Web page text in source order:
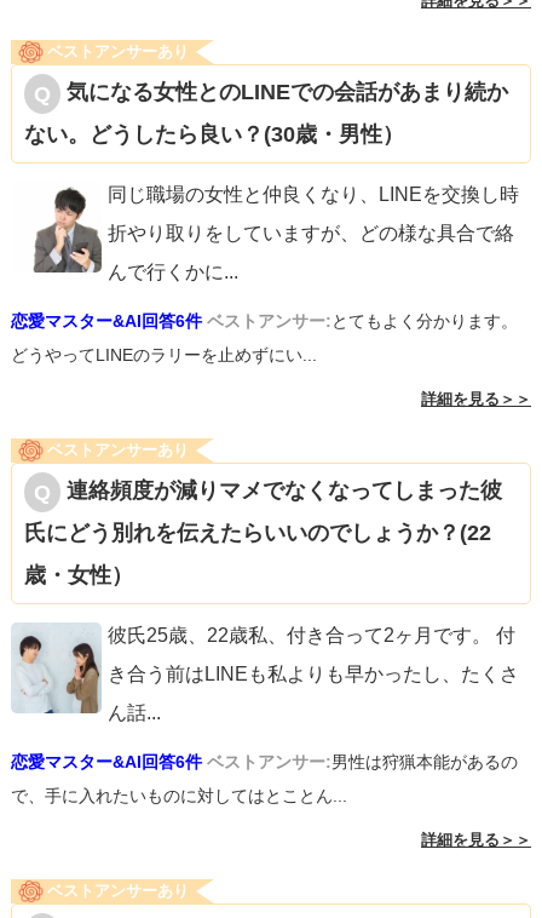
ベストアンサーあり
気になる女性とのLINEでの会話があまり続か
ない。どうしたら良い？(30歳・男性）
同じ職場の女性と仲良くなり、LINEを交換し時
折やり取りをしていますが、どの様な具合で絡
んで行くかに...
恋愛マスター&AI回答6件 ベストアンサー:とてもよく分かります。
どうやってLINEのラリーを止めずにい...
詳細を見る＞＞
ベストアンサーあり
連絡頻度が減りマメでなくなってしまった彼
氏にどう別れを伝えたらいいのでしょうか？(22
歳・女性）
彼氏25歳、22歳私、付き合って2ヶ月です。 付
き合う前はLINEも私よりも早かったし、たくさ
ん話...
恋愛マスター&AI回答6件 ベストアンサー:男性は狩猟本能があるの
で、手に入れたいものに対してはとことん...
詳細を見る＞＞
ベストアンサーあり